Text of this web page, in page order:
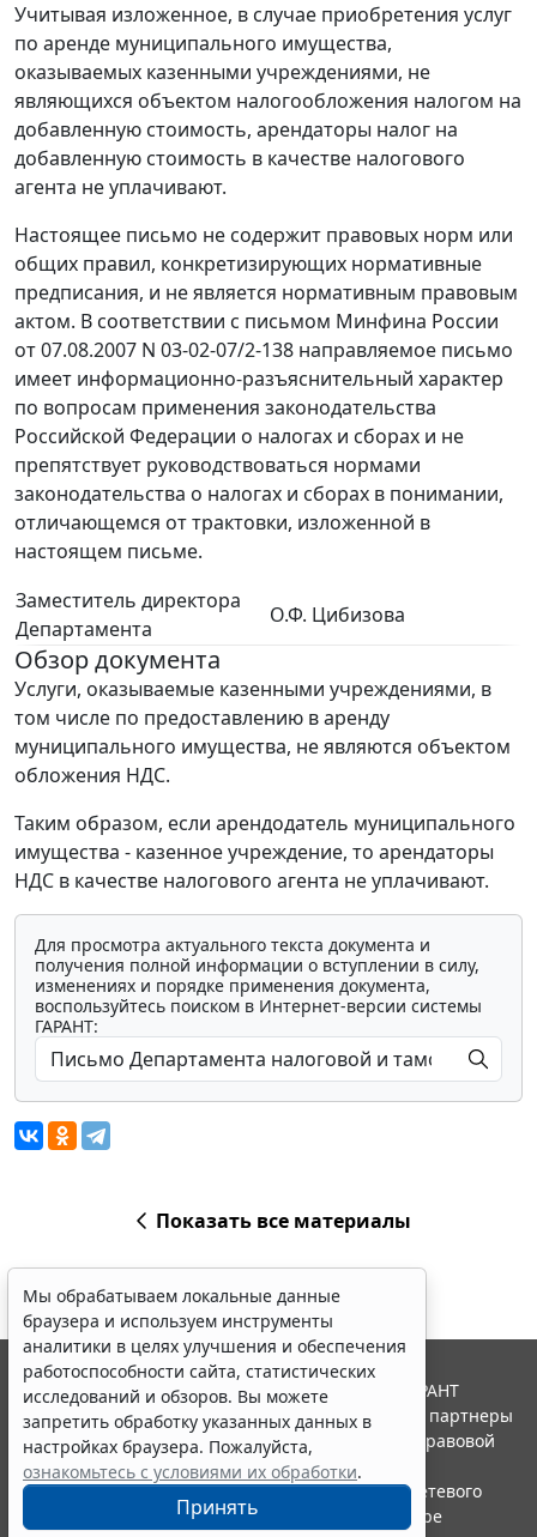
Учитывая изложенное, в случае приобретения услуг
по аренде муниципального имущества,
оказываемых казенными учреждениями, не
являющихся объектом налогообложения налогом на
добавленную стоимость, арендаторы налог на
добавленную стоимость в качестве налогового
агента не уплачивают.
Настоящее письмо не содержит правовых норм или
общих правил, конкретизирующих нормативные
предписания, и не является нормативным правовым
актом. В соответствии с письмом Минфина России
от 07.08.2007 N 03-02-07/2-138 направляемое письмо
имеет информационно-разъяснительный характер
по вопросам применения законодательства
Российской Федерации о налогах и сборах и не
препятствует руководствоваться нормами
законодательства о налогах и сборах в понимании,
отличающемся от трактовки, изложенной в
настоящем письме.
Заместитель директора
Департамента
О.Ф. Цибизова
Обзор документа
Услуги, оказываемые казенными учреждениями, в
том числе по предоставлению в аренду
муниципального имущества, не являются объектом
обложения НДС.
Таким образом, если арендодатель муниципального
имущества - казенное учреждение, то арендаторы
НДС в качестве налогового агента не уплачивают.
Для просмотра актуального текста документа и
получения полной информации о вступлении в силу,
изменениях и порядке применения документа,
воспользуйтесь поиском в Интернет-версии системы
ГАРАНТ:
Показать все материалы
Мы обрабатываем локальные данные
браузера и используем инструменты
аналитики в целях улучшения и обеспечения
работоспособности сайта, статистических
исследований и обзоров. Вы можете
запретить обработку указанных данных в
настройках браузера. Пожалуйста,
ознакомьтесь с условиями их обработки.
Принять
© ООО "НПП "ГАРАНТ-СЕРВИС", 2026. Система ГАРАНТ
выпускается с 1990 года. Компания "Гарант" и ее партнеры
являются участниками Российской ассоциации правовой
информации ГАРАНТ.
Портал ГАРАНТ.РУ зарегистрирован в качестве сетевого
издания Федеральной службой по надзору в сфере